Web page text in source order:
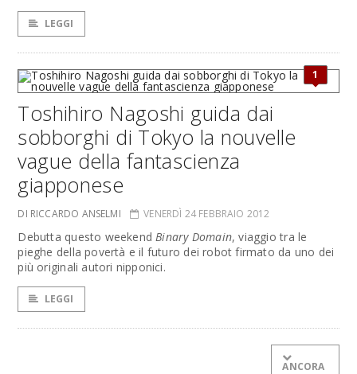
LEGGI
1
Toshihiro Nagoshi guida dai
sobborghi di Tokyo la nouvelle
vague della fantascienza
giapponese
DI RICCARDO ANSELMI VENERDÌ 24 FEBBRAIO 2012
Debutta questo weekendBinary Domain, viaggio tra le
pieghe della povertà e il futuro dei robot firmato da uno dei
più originali autori nipponici.
LEGGI
ANCORA